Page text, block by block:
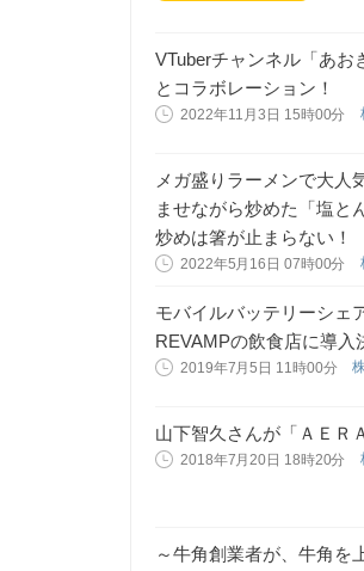
VTuberチャンネル「あお
とコラボレーション！
2022年11月3日 15時00分
メガ盛りラーメンで大人
ませながら炒めた「塩と
炒めは箸が止まらない！
2022年5月16日 07時00分
モバイルバッテリーシェ
REVAMPの飲食店に導入
2019年7月5日 11時00分
山下智久さんが「ＡＥＲ
2018年7月20日 18時20分
～牛角創業者が、牛角を